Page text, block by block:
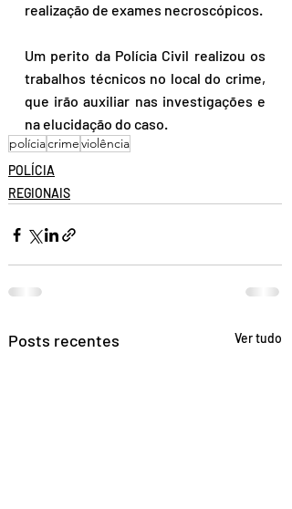
realização de exames necroscópicos.
Um perito da Polícia Civil realizou os
trabalhos técnicos no local do crime,
que irão auxiliar nas investigações e
na elucidação do caso.
políciacrimeviolência
POLÍCIA
REGIONAIS
Posts recentes Ver tudo